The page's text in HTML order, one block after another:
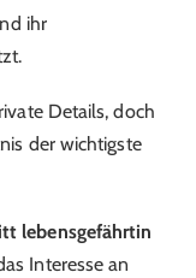
ihr
Details, doch
der wichtigste
lebensgefährtin
Interesse an